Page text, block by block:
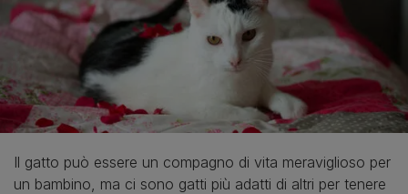
Il gatto può essere un compagno di vita meraviglioso per
un bambino, ma ci sono gatti più adatti di altri per tenere